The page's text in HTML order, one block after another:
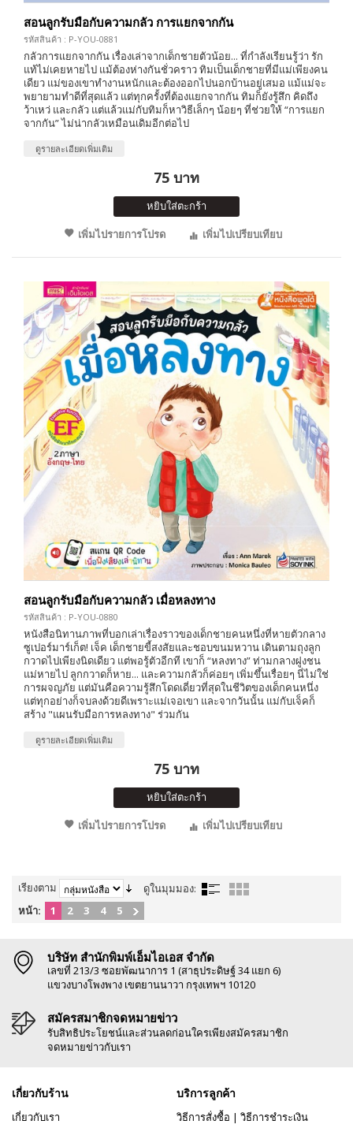
สอนลูกรับมือกับความกลัว การแยกจากกัน
รหัสสินค้า : P-YOU-0881
กลัวการแยกจากกัน เรื่องเล่าจากเด็กชายตัวน้อย... ที่กำลังเรียนรู้ว่า รัก
แท้ไม่เคยหายไป แม้ต้องห่างกันชั่วคราว ทิมเป็นเด็กชายที่มีแม่เพียงคน
เดียว แม่ของเขาทำงานหนักและต้องออกไปนอกบ้านอยู่เสมอ แม้แม่จะ
พยายามทำดีที่สุดแล้ว แต่ทุกครั้งที่ต้องแยกจากกัน ทิมก็ยังรู้สึก คิดถึง
ว้าเหว่ และกลัว แต่แล้วแม่กับทิมก็หาวิธีเล็กๆ น้อยๆ ที่ช่วยให้ “การแยก
จากกัน” ไม่น่ากลัวเหมือนเดิมอีกต่อไป
ดูรายละเอียดเพิ่มเติม
75 บาท
หยิบใส่ตะกร้า
เพิ่มไปรายการโปรด
เพิ่มไปเปรียบเทียบ
สอนลูกรับมือกับความกลัว เมื่อหลงทาง
รหัสสินค้า : P-YOU-0880
หนังสือนิทานภาพที่บอกเล่าเรื่องราวของเด็กชายคนหนึ่งที่หายตัวกลาง
ซูเปอร์มาร์เก็ต! เจ็ค เด็กชายขี้สงสัยและชอบขนมหวาน เดินตามถุงลูก
กวาดไปเพียงนิดเดียว แต่พอรู้ตัวอีกที เขาก็ “หลงทาง” ท่ามกลางฝูงชน
แม่หายไป ลูกกวาดก็หาย... และความกลัวก็ค่อยๆ เพิ่มขึ้นเรื่อยๆ นี่ไม่ใช่
การผจญภัย แต่มันคือความรู้สึกโดดเดี่ยวที่สุดในชีวิตของเด็กคนหนึ่ง
แต่ทุกอย่างก็จบลงด้วยดีเพราะแม่เจอเขา และจากวันนั้น แม่กับเจ็คก็
สร้าง "แผนรับมือการหลงทาง" ร่วมกัน
ดูรายละเอียดเพิ่มเติม
75 บาท
หยิบใส่ตะกร้า
เพิ่มไปรายการโปรด
เพิ่มไปเปรียบเทียบ
เรียงตาม
ดูในมุมมอง:
หน้า:
1 2 3 4 5
บริษัท สำนักพิมพ์เอ็มไอเอส จำกัด
เลขที่ 213/3 ซอยพัฒนาการ 1 (สาธุประดิษฐ์ 34 แยก 6)
แขวงบางโพงพาง เขตยานนาวา กรุงเทพฯ 10120
สมัครสมาชิกจดหมายข่าว
รับสิทธิประโยชน์และส่วนลดก่อนใครเพียงสมัครสมาชิก
จดหมายข่าวกับเรา
เกี่ยวกับร้าน
เกี่ยวกับเรา
บริการลูกค้า
วิธีการสั่งซื้อ | วิธีการชำระเงิน